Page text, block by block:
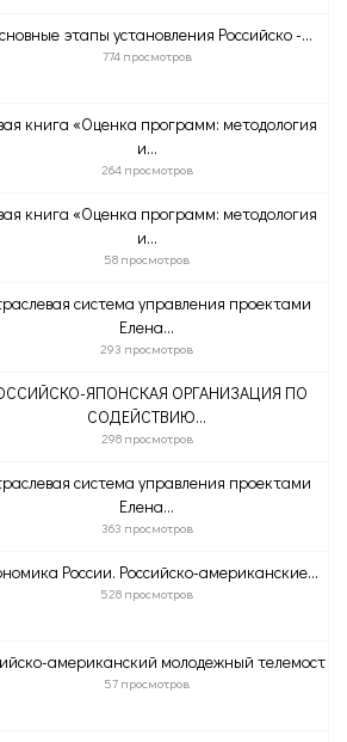
этапы установления Российско -...
774 просмотров
книга «Оценка программ: методология
и...
264 просмотров
книга «Оценка программ: методология
и...
58 просмотров
система управления проектами
Елена...
293 просмотров
ЯПОНСКАЯ ОРГАНИЗАЦИЯ ПО
СОДЕЙСТВИЮ...
298 просмотров
система управления проектами
Елена...
363 просмотров
России. Российско-американские...
528 просмотров
американский молодежный телемост
57 просмотров